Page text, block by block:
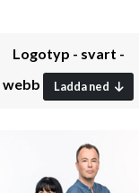
Logotyp - svart -
webb
Ladda ned